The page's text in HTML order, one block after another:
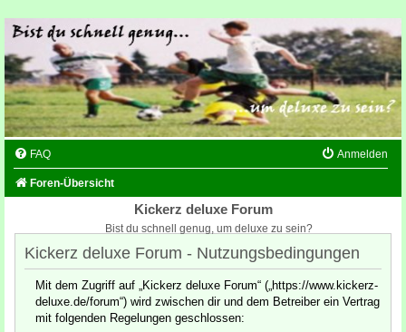
FAQ Anmelden
Foren-Übersicht
Kickerz deluxe Forum
Bist du schnell genug, um deluxe zu sein?
Kickerz deluxe Forum - Nutzungsbedingungen
Mit dem Zugriff auf „Kickerz deluxe Forum“ („https://www.kickerz-
deluxe.de/forum“) wird zwischen dir und dem Betreiber ein Vertrag
mit folgenden Regelungen geschlossen: